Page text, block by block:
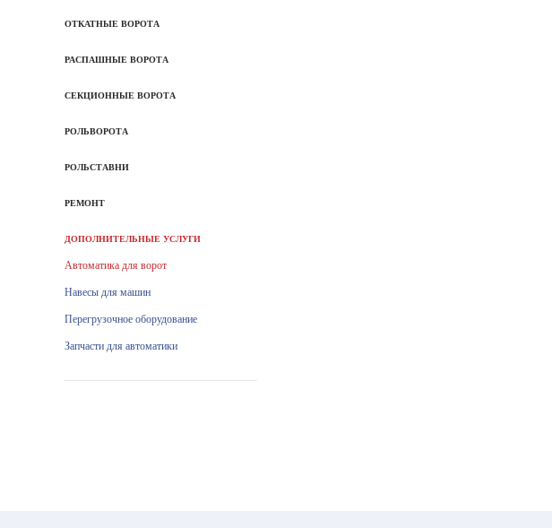
ОТКАТНЫЕ ВОРОТА
РАСПАШНЫЕ ВОРОТА
СЕКЦИОННЫЕ ВОРОТА
РОЛЬВОРОТА
РОЛЬСТАВНИ
РЕМОНТ
ДОПОЛНИТЕЛЬНЫЕ УСЛУГИ
Автоматика для ворот
Навесы для машин
Перегрузочное оборудование
Запчасти для автоматики